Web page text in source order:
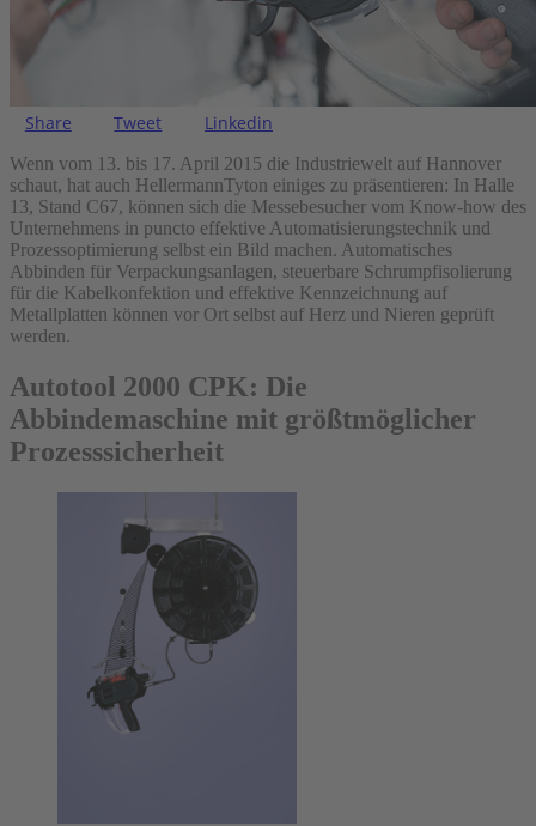
Share Tweet Linkedin
Wenn vom 13. bis 17. April 2015 die Industriewelt auf Hannover
schaut, hat auch HellermannTyton einiges zu präsentieren: In Halle
13, Stand C67, können sich die Messebesucher vom Know-how des
Unternehmens in puncto effektive Automatisierungstechnik und
Prozessoptimierung selbst ein Bild machen. Automatisches
Abbinden für Verpackungsanlagen, steuerbare Schrumpfisolierung
für die Kabelkonfektion und effektive Kennzeichnung auf
Metallplatten können vor Ort selbst auf Herz und Nieren geprüft
werden.
Autotool 2000 CPK: Die
Abbindemaschine mit größtmöglicher
Prozesssicherheit